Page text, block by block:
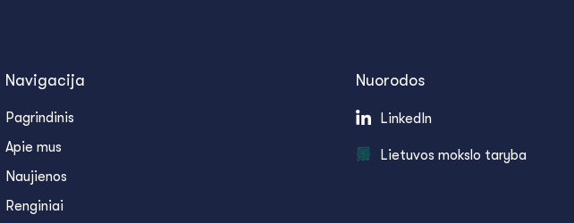
Navigacija
Pagrindinis
Apie mus
Naujienos
Renginiai
Nuorodos
LinkedIn
Lietuvos mokslo taryba